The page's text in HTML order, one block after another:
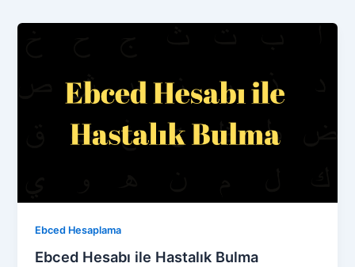
Ebced Hesaplama
Ebced Hesabı ile Hastalık Bulma